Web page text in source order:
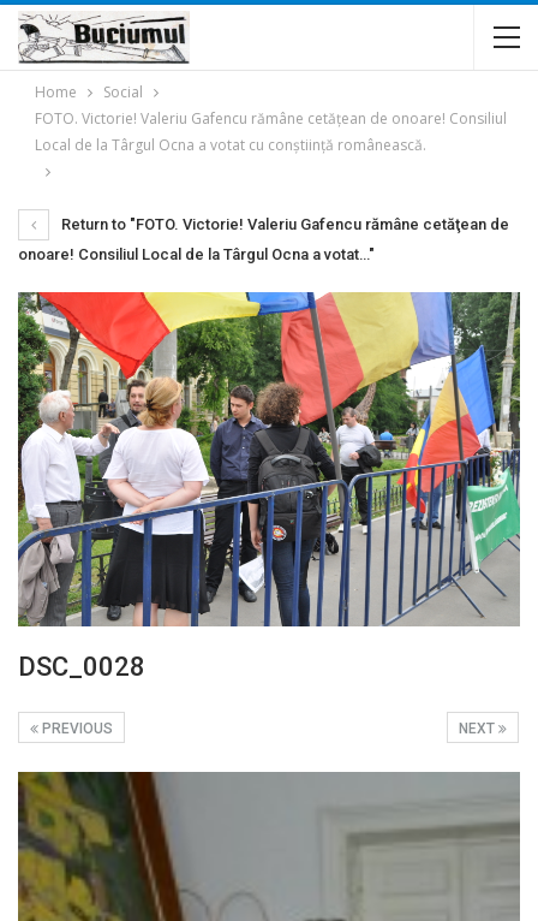
Home
Social
FOTO. Victorie! Valeriu Gafencu rămâne cetăţean de onoare! Consiliul
Local de la Târgul Ocna a votat cu conştiinţă românească.
Return to "FOTO. Victorie! Valeriu Gafencu rămâne cetăţean de
onoare! Consiliul Local de la Târgul Ocna a votat…"
DSC_0028
NEXT
PREVIOUS